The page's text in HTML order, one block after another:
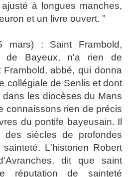
à longues manches,
et un livre ouvert. ”
mars) : Saint Frambold,
de Bayeux, n'a rien de
abbé, qui donna
collégiale de Senlis et dont
les diocèses du Mans
connaissons rien de précis
du pontife bayeusain. Il
siècles de profondes
L'historien Robert
dit que saint
réputation de sainteté